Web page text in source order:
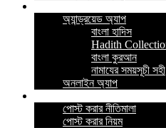
অ্যান্ড্রয়েড অ্যাপ
বাংলা হাদিস
Hadith
বাংলা কুরআন
নামাযের সময়সূচী সহী
অনলাইন অ্যাপ
পোস্ট করার নীতিমালা
পোস্ট করার নিয়ম